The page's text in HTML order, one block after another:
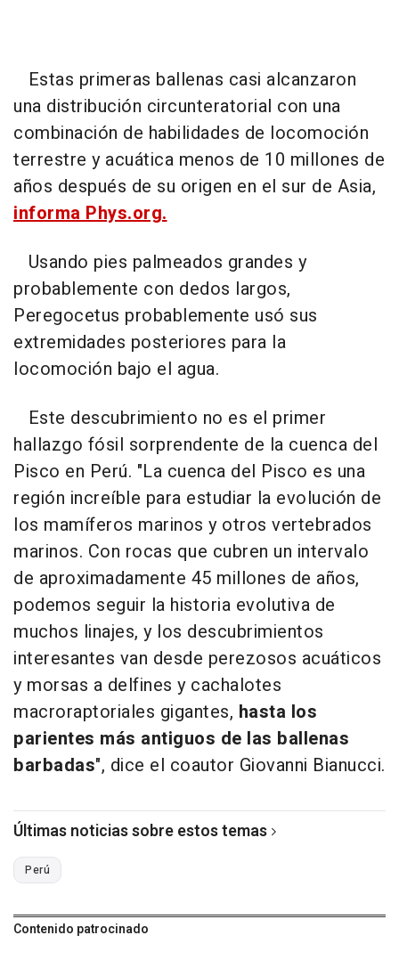
Estas primeras ballenas casi alcanzaron
una distribución circunteratorial con una
combinación de habilidades de locomoción
terrestre y acuática menos de 10 millones de
años después de su origen en el sur de Asia,
informa Phys.org.
Usando pies palmeados grandes y
probablemente con dedos largos,
Peregocetus probablemente usó sus
extremidades posteriores para la
locomoción bajo el agua.
Este descubrimiento no es el primer
hallazgo fósil sorprendente de la cuenca del
Pisco en Perú. "La cuenca del Pisco es una
región increíble para estudiar la evolución de
los mamíferos marinos y otros vertebrados
marinos. Con rocas que cubren un intervalo
de aproximadamente 45 millones de años,
podemos seguir la historia evolutiva de
muchos linajes, y los descubrimientos
interesantes van desde perezosos acuáticos
y morsas a delfines y cachalotes
macroraptoriales gigantes, hasta los
parientes más antiguos de las ballenas
barbadas", dice el coautor Giovanni Bianucci.
Últimas noticias sobre estos temas
Perú
Contenido patrocinado